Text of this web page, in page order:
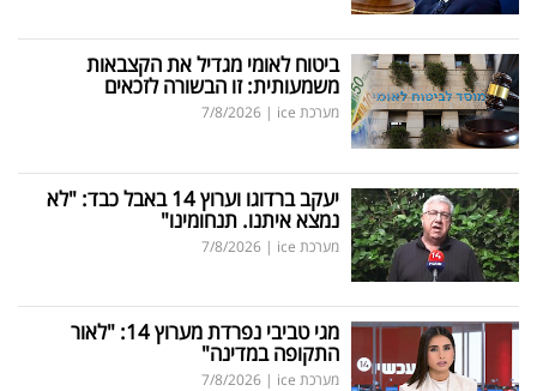
ביטוח לאומי מגדיל את הקצבאות
משמעותית: זו הבשורה לזכאים
מערכת ice |
7/8/2026
יעקב ברדוגו וערוץ 14 באבל כבד: "לא
נמצא איתנו. תנחומינו"
מערכת ice |
7/8/2026
מגי טביבי נפרדת מערוץ 14: "לאור
התקופה במדינה"
מערכת ice |
7/8/2026